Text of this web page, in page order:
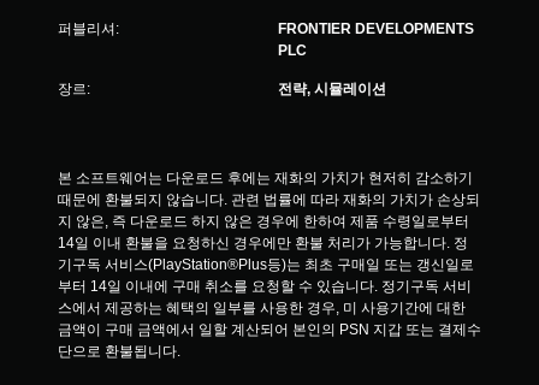
퍼블리셔:
FRONTIER DEVELOPMENTS
PLC
장르: 전략, 시뮬레이션
본 소프트웨어는 다운로드 후에는 재화의 가치가 현저히 감소하기
때문에 환불되지 않습니다. 관련 법률에 따라 재화의 가치가 손상되
지 않은, 즉 다운로드 하지 않은 경우에 한하여 제품 수령일로부터
14일 이내 환불을 요청하신 경우에만 환불 처리가 가능합니다. 정
기구독 서비스(PlayStation®Plus등)는 최초 구매일 또는 갱신일로
부터 14일 이내에 구매 취소를 요청할 수 있습니다. 정기구독 서비
스에서 제공하는 혜택의 일부를 사용한 경우, 미 사용기간에 대한
금액이 구매 금액에서 일할 계산되어 본인의 PSN 지갑 또는 결제수
단으로 환불됩니다.